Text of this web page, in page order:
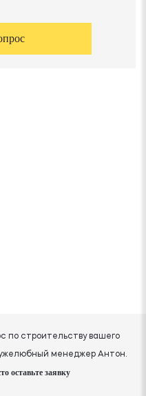
по строительству вашего
менеджер Антон.
оставьте заявку